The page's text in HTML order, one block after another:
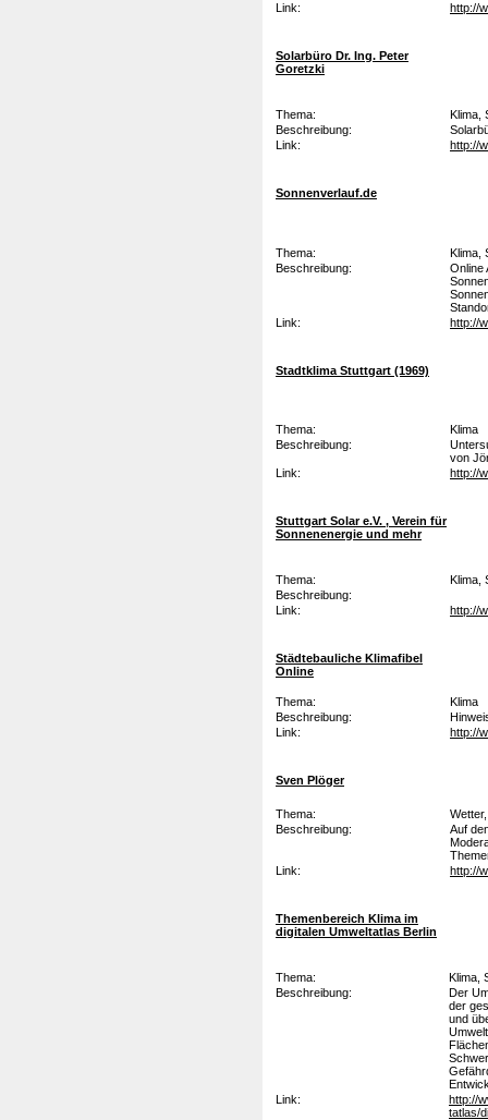
Link:
http://
Solarbüro Dr. Ing. Peter
Goretzki
Thema:
Klima,
Beschreibung:
Link:
http://
Sonnenverlauf.de
Thema:
Klima,
Beschreibung:
Online
Link:
http://
Stadtklima Stuttgart (1969)
Thema:
Klima
Beschreibung:
von
Link:
http://
Stuttgart Solar e.V. , Verein für
Sonnenenergie und mehr
Thema:
Klima,
Beschreibung:
Link:
http://
Städtebauliche Klimafibel
Online
Thema:
Klima
Beschreibung:
Link:
http://
Sven Plöger
Thema:
Beschreibung:
Auf
Link:
http://
Themenbereich Klima im
digitalen Umweltatlas Berlin
Thema:
Klima,
Beschreibung:
Der
der
und
Link:
http://
tatlas/